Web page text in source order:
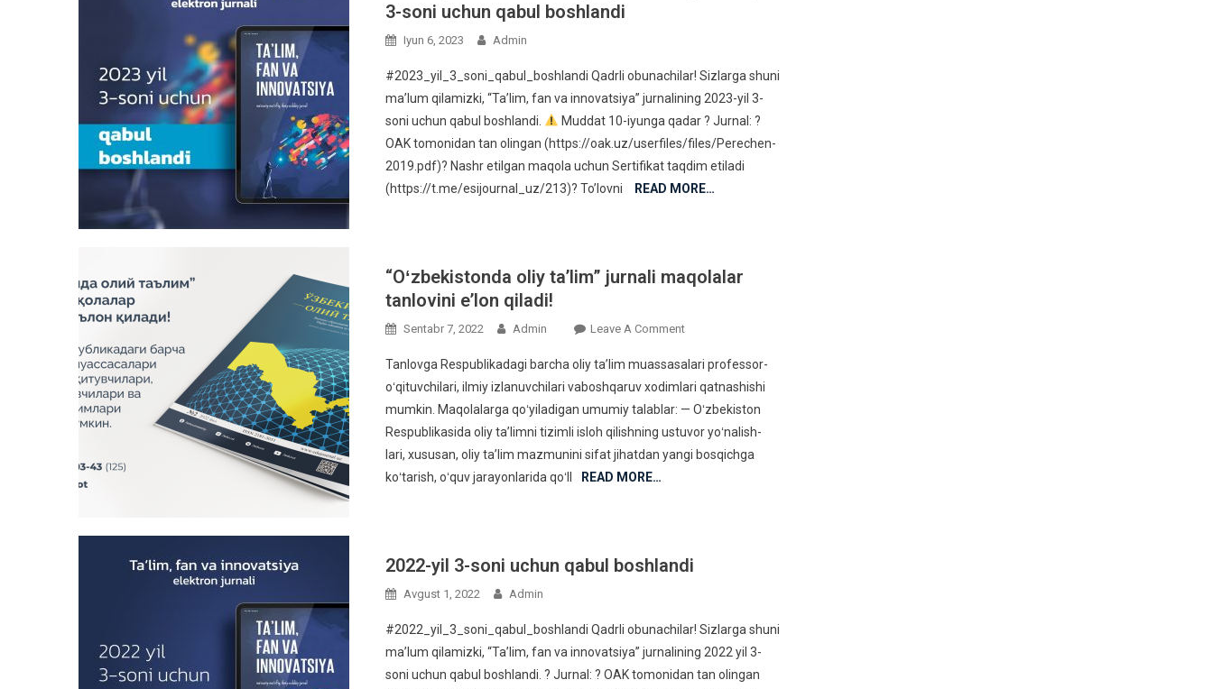
3-soni uchun qabul boshlandi
Iyun 6, 2023 Admin
#2023_yil_3_soni_qabul_boshlandi Qadrli obunachilar! Sizlarga shuni
ma’lum qilamizki, “Ta’lim, fan va innovatsiya” jurnalining 2023-yil 3-
soni uchun qabul boshlandi.
Muddat 10-iyunga qadar ? Jurnal: ?
OAK tomonidan tan olingan (https://oak.uz/userfiles/files/Perechen-
2019.pdf)? Nashr etilgan maqola uchun Sertifikat taqdim etiladi
(https://t.me/esijournal_uz/213)? To’lovni
READ MORE…
“Oʻzbekistonda oliy taʼlim” jurnali maqolalar
tanlovini eʼlon qiladi!
Sentabr 7, 2022 Admin Leave A CommentOn
Oliy
Taʼlim”
Jurnali
Maqolalar
Tanlovini
Tanlovga Respublikadagi barcha oliy taʼlim muassasalari professor-
oʻqituvchilari, ilmiy izlanuvchilari vaboshqaruv xodimlari qatnashishi
mumkin. Maqolalarga qoʻyiladigan umumiy talablar: — Oʻzbekiston
Respublikasida oliy taʼlimni tizimli isloh qilishning ustuvor yoʻnalish-
lari, xususan, oliy taʼlim mazmunini sifat jihatdan yangi bosqichga
koʻtarish, oʻquv jarayonlarida qoʻll
READ MORE…
2022-yil 3-soni uchun qabul boshlandi
Avgust 1, 2022 Admin
#2022_yil_3_soni_qabul_boshlandi Qadrli obunachilar! Sizlarga shuni
ma’lum qilamizki, “Ta’lim, fan va innovatsiya” jurnalining 2022 yil 3-
soni uchun qabul boshlandi. ? Jurnal: ? OAK tomonidan tan olingan